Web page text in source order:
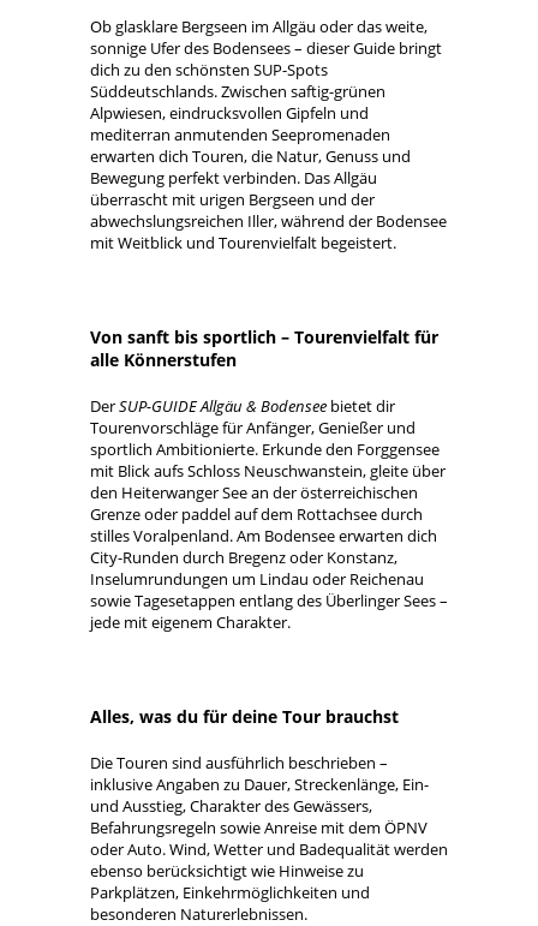
Ob glasklare Bergseen im Allgäu oder das weite,
sonnige Ufer des Bodensees – dieser Guide bringt
dich zu den schönsten SUP-Spots
Süddeutschlands. Zwischen saftig-grünen
Alpwiesen, eindrucksvollen Gipfeln und
mediterran anmutenden Seepromenaden
erwarten dich Touren, die Natur, Genuss und
Bewegung perfekt verbinden. Das Allgäu
überrascht mit urigen Bergseen und der
abwechslungsreichen Iller, während der Bodensee
mit Weitblick und Tourenvielfalt begeistert.
Von sanft bis sportlich – Tourenvielfalt für
alle Könnerstufen
DerSUP-GUIDE Allgäu & Bodensee bietet dir
Tourenvorschläge für Anfänger, Genießer und
sportlich Ambitionierte. Erkunde den Forggensee
mit Blick aufs Schloss Neuschwanstein, gleite über
den Heiterwanger See an der österreichischen
Grenze oder paddel auf dem Rottachsee durch
stilles Voralpenland. Am Bodensee erwarten dich
City-Runden durch Bregenz oder Konstanz,
Inselumrundungen um Lindau oder Reichenau
sowie Tagesetappen entlang des Überlinger Sees –
jede mit eigenem Charakter.
Alles, was du für deine Tour brauchst
Die Touren sind ausführlich beschrieben –
inklusive Angaben zu Dauer, Streckenlänge, Ein-
und Ausstieg, Charakter des Gewässers,
Befahrungsregeln sowie Anreise mit dem ÖPNV
oder Auto. Wind, Wetter und Badequalität werden
ebenso berücksichtigt wie Hinweise zu
Parkplätzen, Einkehrmöglichkeiten und
besonderen Naturerlebnissen.